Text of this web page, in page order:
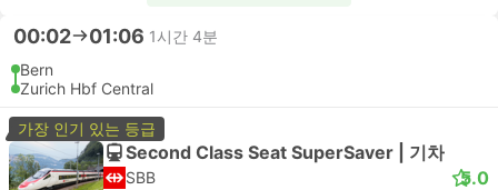
00:02 01:06 1시간 4분
Bern
Zurich Hbf Central
가장 인기 있는 등급
Second Class Seat SuperSaver | 기차
SBB 5.0